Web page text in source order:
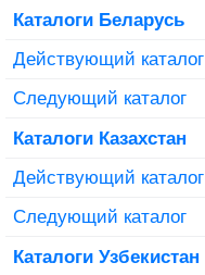
Каталоги Беларусь
Действующий каталог
Следующий каталог
Каталоги Казахстан
Действующий каталог
Следующий каталог
Каталоги Узбекистан